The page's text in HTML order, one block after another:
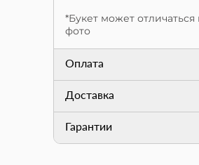
*Букет может отличаться
фото
Оплата
Доставка
Гарантии